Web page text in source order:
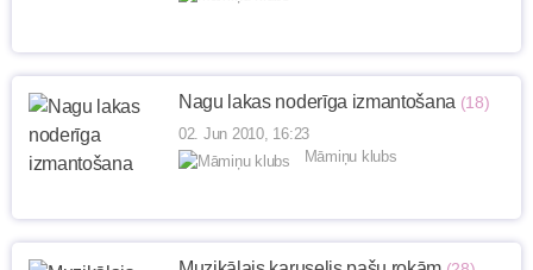
Nagu lakas noderīga izmantošana (18)
02. Jun 2010, 16:23
Māmiņu klubs